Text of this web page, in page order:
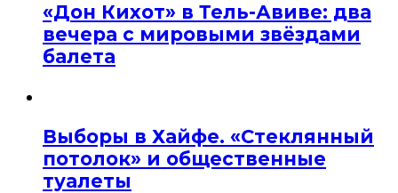
«Дон Кихот» в Тель-Авиве: два
вечера с мировыми звёздами
балета
Выборы в Хайфе. «Стеклянный
потолок» и общественные
туалеты